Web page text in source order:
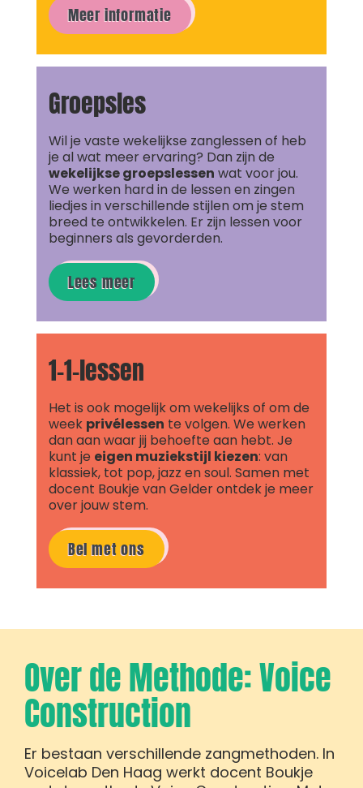
Meer informatie
Groepsles
Wil je vaste wekelijkse zanglessen of heb
je al wat meer ervaring? Dan zijn de
wekelijkse groepslessen wat voor jou.
We werken hard in de lessen en zingen
liedjes in verschillende stijlen om je stem
breed te ontwikkelen. Er zijn lessen voor
beginners als gevorderden.
Lees meer
1-1-lessen
Het is ook mogelijk om wekelijks of om de
week privélessen te volgen. We werken
dan aan waar jij behoefte aan hebt. Je
kunt je eigen muziekstijl kiezen: van
klassiek, tot pop, jazz en soul. Samen met
docent Boukje van Gelder ontdek je meer
over jouw stem.
Bel met ons
Over de Methode: Voice
Construction
Er bestaan verschillende zangmethoden. In
Voicelab Den Haag werkt docent Boukje